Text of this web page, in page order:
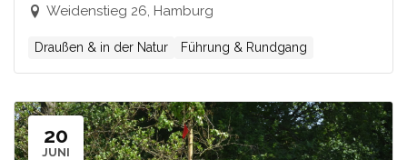
Weidenstieg 26, Hamburg
Draußen & in der Natur Führung & Rundgang
20
JUNI